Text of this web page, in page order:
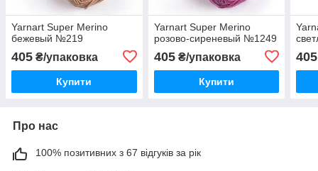
Yarnart Super Merino
бежевый №219
405 ₴/упаковка
Купити
Yarnart Super Merino
розово-сиреневый №1249
405₴/упаковка
Купити
405
Про нас
100% позитивних з 67 відгуків за рік